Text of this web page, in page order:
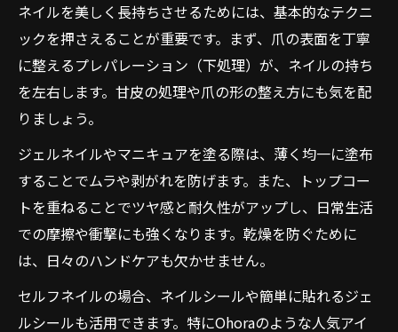
日常生活で剥がれにくいネイルの工夫
ネイルシールを活用した持ちアップの方法
簡単にできるセルフネイルの耐久対策
旬デザインを楽しむネイルアドベンチャー流
今注目のトレンドネイルデザイン紹介
ネイルアドベンチャー流の旬カラー活用術
季節感を楽しめるネイルの選び方
流行デザインで指先に個性をプラス
ネイルで季節ごとのおしゃれを満喫
ネイルを美しく長持ちさせるためには、基本的なテクニ
ックを押さえることが重要です。まず、爪の表面を丁寧
に整えるプレパレーション（下処理）が、ネイルの持ち
を左右します。甘皮の処理や爪の形の整え方にも気を配
りましょう。
ジェルネイルやマニキュアを塗る際は、薄く均一に塗布
することでムラや剥がれを防げます。また、トップコー
トを重ねることでツヤ感と耐久性がアップし、日常生活
での摩擦や衝撃にも強くなります。乾燥を防ぐために
は、日々のハンドケアも欠かせません。
セルフネイルの場合、ネイルシールや簡単に貼れるジェ
ルシールも活用できます。特にOhoraのような人気アイ